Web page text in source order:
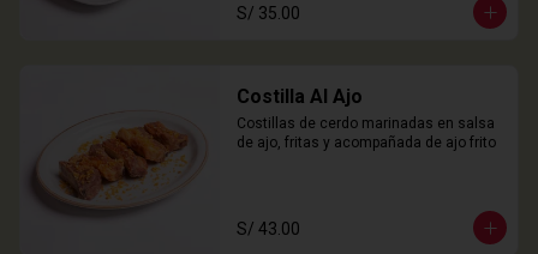
S/ 35.00
Costilla Al Ajo
Costillas de cerdo marinadas en salsa
de ajo, fritas y acompañada de ajo frito
S/ 43.00